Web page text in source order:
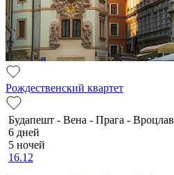
Рождественский квартет
Будапешт - Вена - Прага - Вроцлав
6 дней
5 ночей
16.12